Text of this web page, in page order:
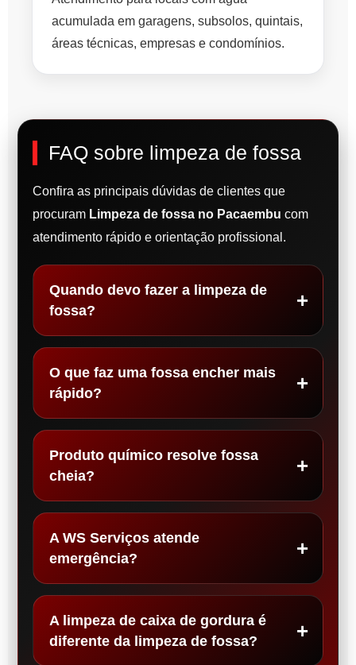
acumulada em garagens, subsolos, quintais,
áreas técnicas, empresas e condomínios.
FAQ sobre limpeza de fossa
Confira as principais dúvidas de clientes que
procuram Limpeza de fossa no Pacaembu com
atendimento rápido e orientação profissional.
Quando devo fazer a limpeza de
fossa?
O que faz uma fossa encher mais
rápido?
Produto químico resolve fossa
cheia?
A WS Serviços atende
emergência?
A limpeza de caixa de gordura é
diferente da limpeza de fossa?